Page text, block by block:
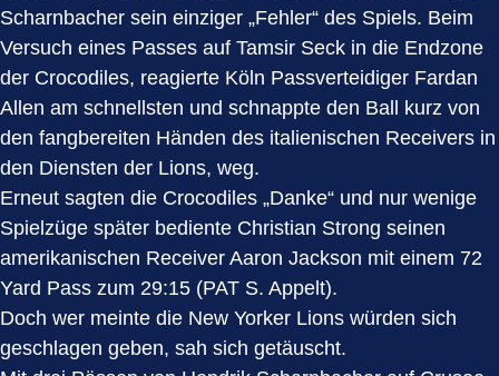
Scharnbacher sein einziger „Fehler“ des Spiels. Beim
Versuch eines Passes auf Tamsir Seck in die Endzone
der Crocodiles, reagierte Köln Passverteidiger Fardan
Allen am schnellsten und schnappte den Ball kurz von
den fangbereiten Händen des italienischen Receivers in
den Diensten der Lions, weg.
Erneut sagten die Crocodiles „Danke“ und nur wenige
Spielzüge später bediente Christian Strong seinen
amerikanischen Receiver Aaron Jackson mit einem 72
Yard Pass zum 29:15 (PAT S. Appelt).
Doch wer meinte die New Yorker Lions würden sich
geschlagen geben, sah sich getäuscht.